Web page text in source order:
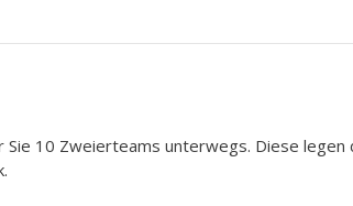
10 Zweierteams unterwegs. Diese legen